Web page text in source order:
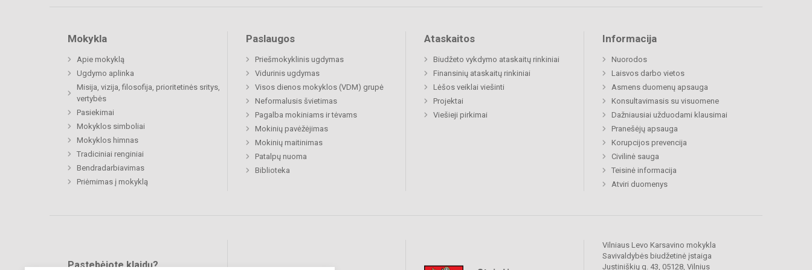
Mokykla
Apie mokyklą
Ugdymo aplinka
Misija, vizija, filosofija, prioritetinės sritys,
vertybės
Pasiekimai
Mokyklos simboliai
Mokyklos himnas
Tradiciniai renginiai
Bendradarbiavimas
Priėmimas į mokyklą
Paslaugos
Priešmokyklinis ugdymas
Vidurinis ugdymas
Visos dienos mokyklos (VDM) grupė
Neformalusis švietimas
Pagalba mokiniams ir tėvams
Mokinių pavėžėjimas
Mokinių maitinimas
Patalpų nuoma
Biblioteka
Ataskaitos
Biudžeto vykdymo ataskaitų rinkiniai
Finansinių ataskaitų rinkiniai
Lėšos veiklai viešinti
Projektai
Viešieji pirkimai
Informacija
Nuorodos
Laisvos darbo vietos
Asmens duomenų apsauga
Konsultavimasis su visuomene
Dažniausiai užduodami klausimai
Pranešėjų apsauga
Korupcijos prevencija
Civilinė sauga
Teisinė informacija
Atviri duomenys
Pastebėjote klaidų?
Vilniaus Levo Karsavino mokykla
Savivaldybės biudžetinė įstaiga
Justiniškių g. 43, 05128, Vilnius